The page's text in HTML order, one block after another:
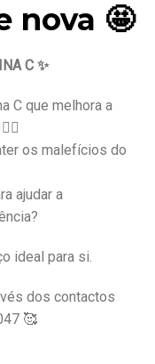
nova 🤩
C ✨
C que melhora a
os malefícios do
ajudar a
ideal para si.
dos contactos
🥰